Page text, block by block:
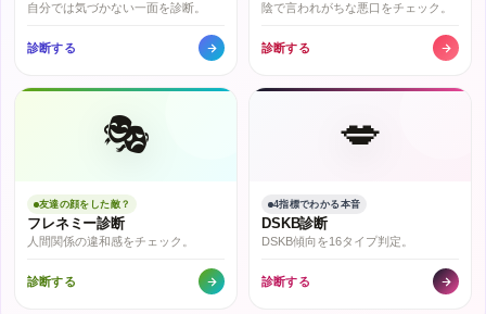
自分では気づかない一面を診断。
診断する
陰で言われがちな悪口をチェック。
診断する
🎭
友達の顔をした敵？
フレネミー診断
人間関係の違和感をチェック。
診断する
💋
4指標でわかる本音
DSKB診断
DSKB傾向を16タイプ判定。
診断する